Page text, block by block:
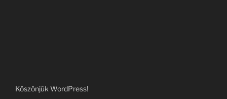
Köszönjük WordPress!